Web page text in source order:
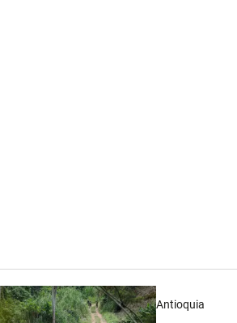
Antioquia